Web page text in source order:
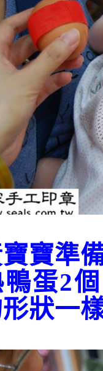
寶準
蛋2
狀一